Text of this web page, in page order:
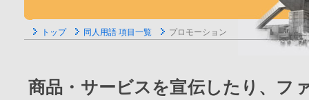
トップ 同人用語 項目一覧 プロモーション
商品・サービスを宣伝したり、フ